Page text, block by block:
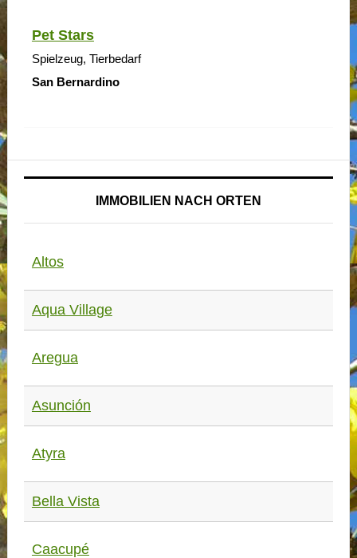
Pet Stars
Spielzeug, Tierbedarf
San Bernardino
IMMOBILIEN NACH ORTEN
Altos
Aqua Village
Aregua
Asunción
Atyra
Bella Vista
Caacupé